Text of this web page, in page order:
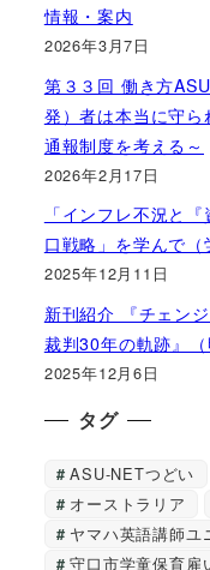
情報・案内
2026年3月7日
第３３回 働き方
発）者は本当に守
通報制度を考える～
2026年2月17日
「インフレ不況と
口戦略」を学んで（
2025年12月11日
新刊紹介 『チェン
裁判30年の軌跡』
2025年12月6日
タグ
ASU-NETつどい
オーストラリア
ヤマハ英語講師ユ
守口市学童保育雇